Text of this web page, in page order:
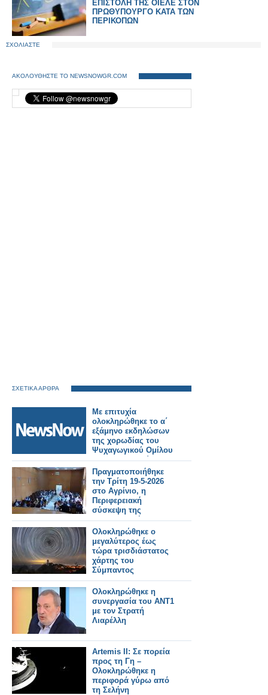
ΕΠΙΣΤΟΛΗ ΤΗΣ ΟΙΕΛΕ ΣΤΟΝ
ΠΡΩΘΥΠΟΥΡΓΟ ΚΑΤΑ ΤΩΝ
ΠΕΡΙΚΟΠΩΝ
ΣΧΟΛΙΑΣΤΕ
ΑΚΟΛΟΥΘΗΣΤΕ ΤΟ NEWSNOWGR.COM
ΣΧΕΤΙΚΑ ΑΡΘΡΑ
Με επιτυχία
ολοκληρώθηκε το α΄
εξάμηνο εκδηλώσων
της χορωδίας του
Ψυχαγωγικού Ομίλου
Σιδηροδρομικών.
Πραγματοποιήθηκε
την Τρίτη 19-5-2026
στο Αγρίνιο, η
Περιφερειακή
σύσκεψη της
Συντονιστικής
Επιτροπής Αγώνα
(Σ.Ε.Α) των
συνταξιουχικων
οργανώσεων στην
αίθουσα τού ΕΚΑ
Ολοκληρώθηκε ο
μεγαλύτερος έως
τώρα τρισδιάστατος
χάρτης του
Σύμπαντος
Ολοκληρώθηκε η
συνεργασία του ΑΝΤ1
με τον Στρατή
Λιαρέλλη
Artemis ΙΙ: Σε πορεία
προς τη Γη –
Ολοκληρώθηκε η
περιφορά γύρω από
τη Σελήνη